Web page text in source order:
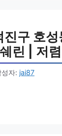
진구 호
린 | 저
성자: jai87